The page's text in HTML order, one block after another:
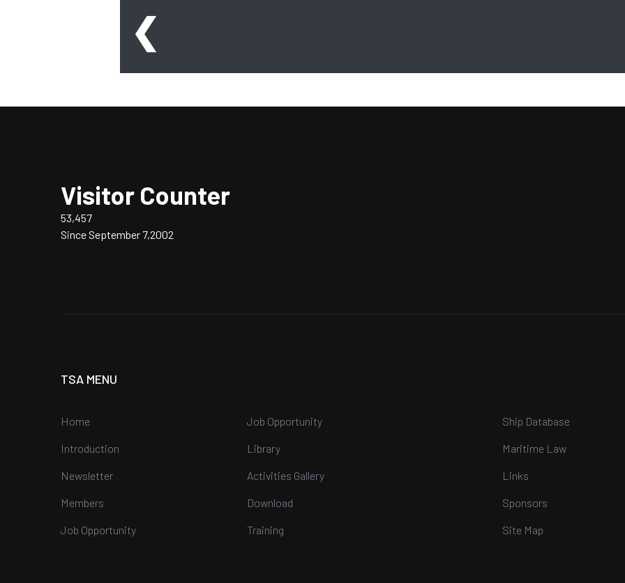
❮
Visitor Counter
53,457
Since September 7,2002
TSA MENU
Home
Introduction
Newsletter
Members
Job Opportunity
Job Opportunity
Library
Activities Gallery
Download
Training
Ship Database
Maritime Law
Links
Sponsors
Site Map